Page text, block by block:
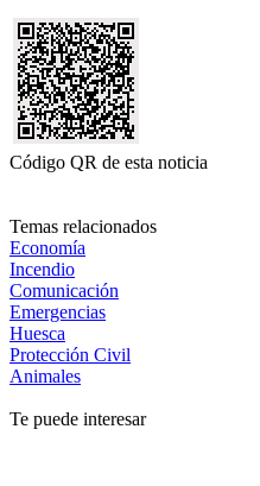
Código QR de esta noticia
Temas relacionados
Economía
Incendio
Comunicación
Emergencias
Huesca
Protección Civil
Animales
Te puede interesar